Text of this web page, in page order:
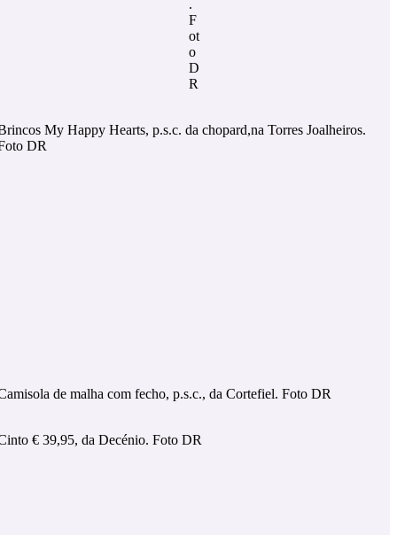
.
F
ot
o
D
R
My Happy Hearts, p.s.c. da chopard,na Torres Joalheiros.
DR
de malha com fecho, p.s.c., da Cortefiel. Foto DR
€ 39,95, da Decénio. Foto DR